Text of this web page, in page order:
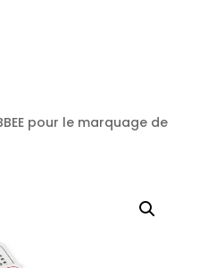
pour le marquage de